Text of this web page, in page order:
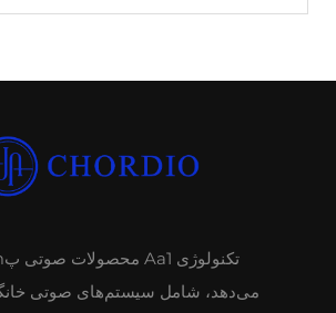
می‌دهد، شامل سیستم‌های صوتی